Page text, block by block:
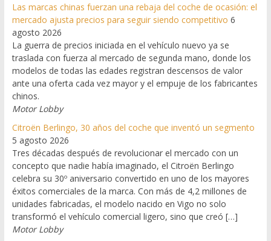
Las marcas chinas fuerzan una rebaja del coche de ocasión: el
mercado ajusta precios para seguir siendo competitivo 6
agosto 2026
La guerra de precios iniciada en el vehículo nuevo ya se
traslada con fuerza al mercado de segunda mano, donde los
modelos de todas las edades registran descensos de valor
ante una oferta cada vez mayor y el empuje de los fabricantes
chinos.
Motor Lobby
Citroën Berlingo, 30 años del coche que inventó un segmento
5 agosto 2026
Tres décadas después de revolucionar el mercado con un
concepto que nadie había imaginado, el Citroën Berlingo
celebra su 30º aniversario convertido en uno de los mayores
éxitos comerciales de la marca. Con más de 4,2 millones de
unidades fabricadas, el modelo nacido en Vigo no solo
transformó el vehículo comercial ligero, sino que creó […]
Motor Lobby